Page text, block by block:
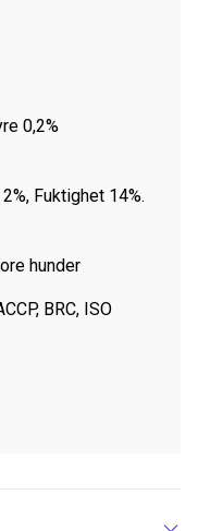
0,2%
Fuktighet 14%.
hunder
BRC, ISO